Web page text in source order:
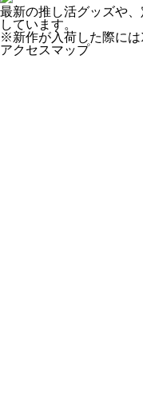
最新の推し活グッズや
しています。
※新作が入荷した際には
アクセスマップ